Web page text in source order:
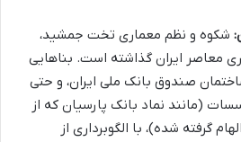
شکوه و نظم معماری تخت جمشید،
معاصر ایران گذاشته است. بناهایی
صندوق بانک ملی ایران، و حتی
(مانند نماد بانک پارسیان که از
گرفته شده)، با الگوبرداری از